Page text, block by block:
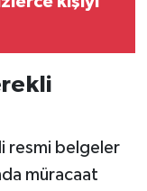
resmi belgeler
müracaat